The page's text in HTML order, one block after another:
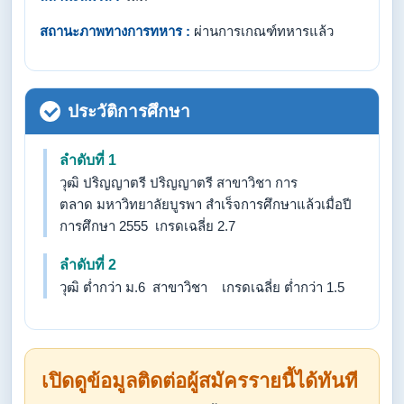
สถานะภาพทางการทหาร : ผ่านการเกณฑ์ทหารแล้ว
ประวัติการศึกษา
ลำดับที่ 1
วุฒิ ปริญญาตรี ปริญญาตรี สาขาวิชา การ
ตลาด มหาวิทยาลัยบูรพา สำเร็จการศึกษาแล้วเมื่อปี
การศึกษา 2555 เกรดเฉลี่ย 2.7
ลำดับที่ 2
วุฒิ ต่ำกว่า ม.6 สาขาวิชา เกรดเฉลี่ย ต่ำกว่า 1.5
เปิดดูข้อมูลติดต่อผู้สมัครรายนี้ได้ทันที